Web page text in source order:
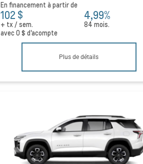
En financement à partir de
102 $
+ tx / sem.
4,99%
84 mois.
avec 0 $ d'acompte
Plus de détails